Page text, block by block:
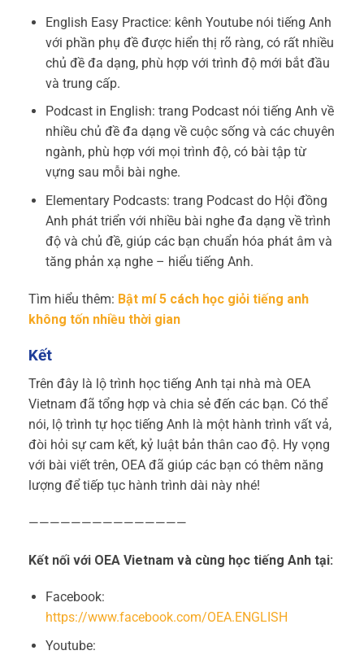
English Easy Practice: kênh Youtube nói tiếng Anh
với phần phụ đề được hiển thị rõ ràng, có rất nhiều
chủ đề đa dạng, phù hợp với trình độ mới bắt đầu
và trung cấp.
Podcast in English: trang Podcast nói tiếng Anh về
nhiều chủ đề đa dạng về cuộc sống và các chuyên
ngành, phù hợp với mọi trình độ, có bài tập từ
vựng sau mỗi bài nghe.
Elementary Podcasts: trang Podcast do Hội đồng
Anh phát triển với nhiều bài nghe đa dạng về trình
độ và chủ đề, giúp các bạn chuẩn hóa phát âm và
tăng phản xạ nghe – hiểu tiếng Anh.
Tìm hiểu thêm: Bật mí 5 cách học giỏi tiếng anh
không tốn nhiều thời gian
Kết
Trên đây là lộ trình học tiếng Anh tại nhà mà OEA
Vietnam đã tổng hợp và chia sẻ đến các bạn. Có thể
nói, lộ trình tự học tiếng Anh là một hành trình vất vả,
đòi hỏi sự cam kết, kỷ luật bản thân cao độ. Hy vọng
với bài viết trên, OEA đã giúp các bạn có thêm năng
lượng để tiếp tục hành trình dài này nhé!
———————————————
Kết nối với OEA Vietnam và cùng học tiếng Anh tại:
Facebook:
https://www.facebook.com/OEA.ENGLISH
Youtube: